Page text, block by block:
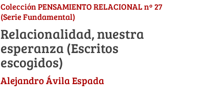
Colección PENSAMIENTO RELACIONAL nº 27
(Serie Fundamental)
Relacionalidad, nuestra
esperanza (Escritos
escogidos)
Alejandro Ávila Espada